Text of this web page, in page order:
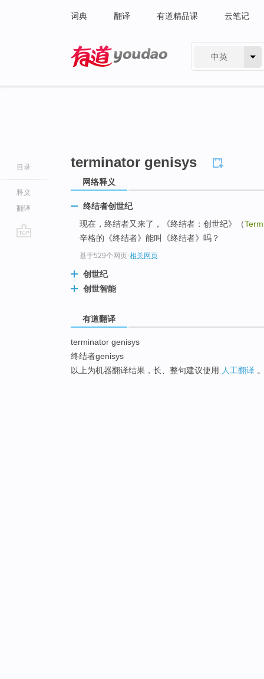
词典 翻译 有道精品课 云笔记
中英
目录
释义
翻译
terminator genisys
网络释义
终结者创世纪
现在，终结者又来了，《终结者：创世纪》（
辛格的《终结者》能叫《终结者》吗？
基于529个网页-相关网页
创世纪
创世智能
有道翻译
terminator genisys
终结者genisys
以上为机器翻译结果，长、整句建议使用 人工翻译